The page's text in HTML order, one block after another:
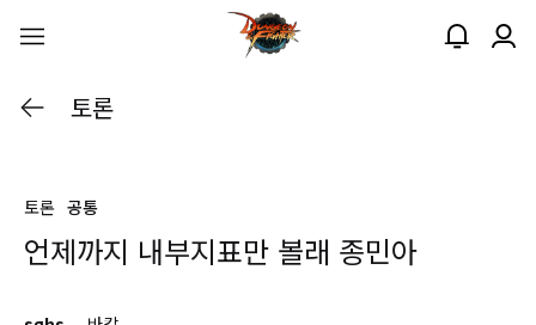
토론
토론 공통
언제까지 내부지표만 볼래 종민아